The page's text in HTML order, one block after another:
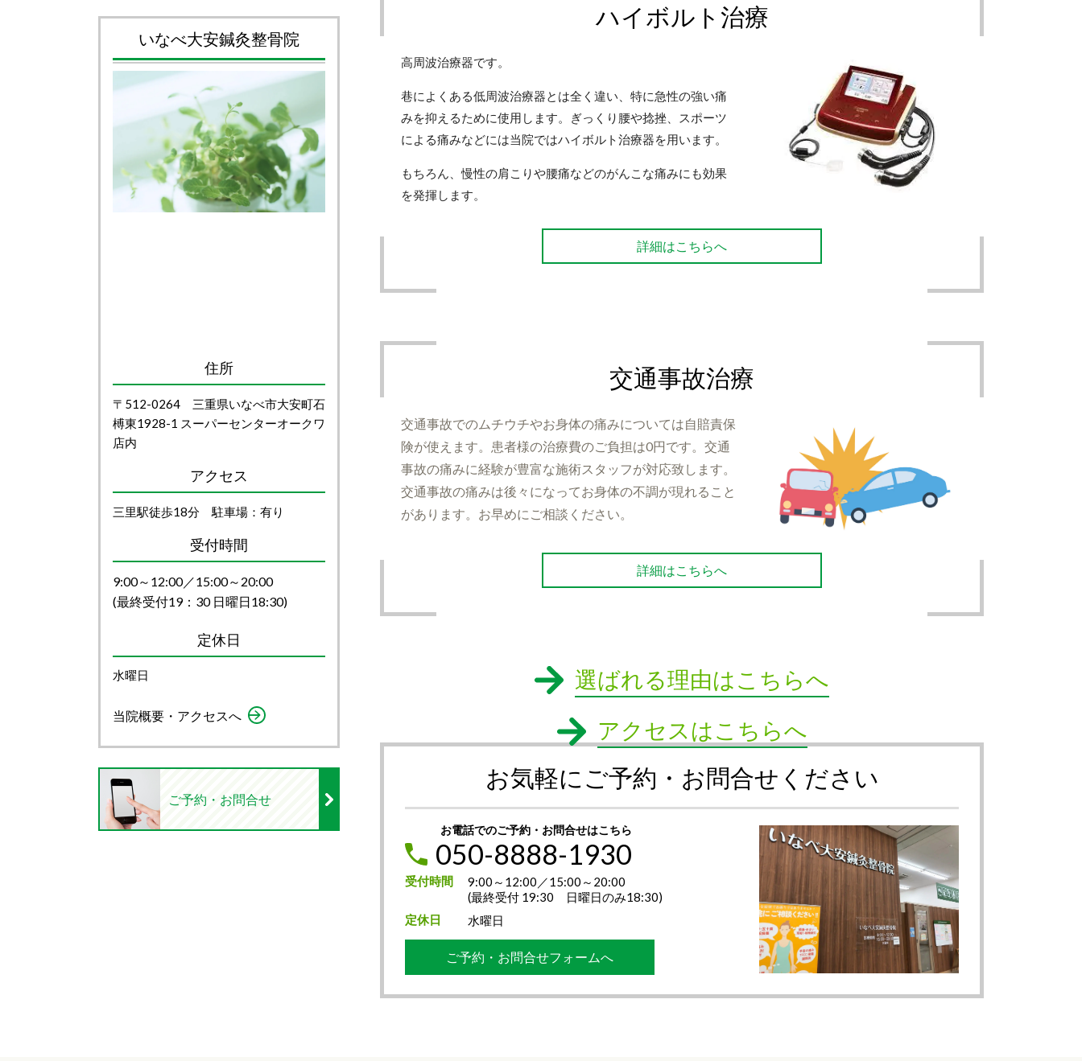
ハイボルト治療
高周波治療器です。
巷によくある低周波治療器とは全く違い、特に急性の強い痛
みを抑えるために使用します。ぎっくり腰や捻挫、スポーツ
による痛みなどには当院ではハイボルト治療器を用います。
もちろん、慢性の肩こりや腰痛などのがんこな痛みにも効果
を発揮します。
詳細はこちらへ
交通事故治療
交通事故でのムチウチやお身体の痛みについては自賠責保
険が使えます。患者様の治療費のご負担は0円です。交通
事故の痛みに経験が豊富な施術スタッフが対応致します。
交通事故の痛みは後々になってお身体の不調が現れること
があります。お早めにご相談ください。
詳細はこちらへ
選ばれる理由はこちらへ
アクセスはこちらへ
お気軽にご予約・お問合せください
お電話でのご予約・お問合せはこちら
050-8888-1930
受付時間
9:00～12:00／15:00～20:00
(最終受付 19:30 日曜日のみ18:30)
定休日
水曜日
ご予約・お問合せフォームへ
いなべ大安鍼灸整骨院
住所
〒512-0264 三重県いなべ市大安町石
榑東1928-1 スーパーセンターオークワ
店内
アクセス
三里駅徒歩18分 駐車場：有り
受付時間
9:00～12:00／15:00～20:00
(最終受付19：30 日曜日18:30)
定休日
水曜日
当院概要・アクセスへ
ご予約・お問合せ